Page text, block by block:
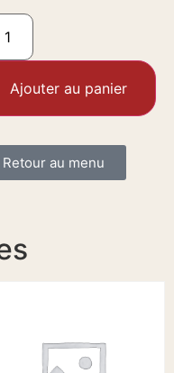
Ajouter au panier
Retour au menu